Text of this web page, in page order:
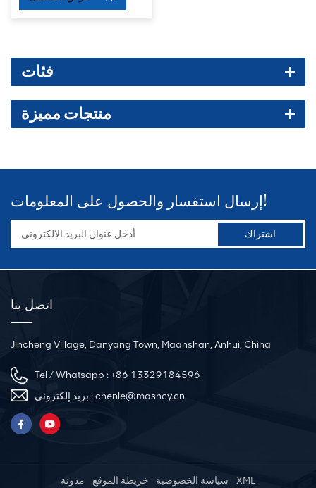
فئات
منتجات مميزة
إرسال استفسار والحصول على المعلومات!
اتصل بنا
Jincheng Village, Danyang Town, Maanshan, Anhui, China
Tel / Whatsapp :+86 13329184596
بريد إلكتروني :chenle@mashcy.cn
مدونة خريطة الموقع سياسة الخصوصية XML